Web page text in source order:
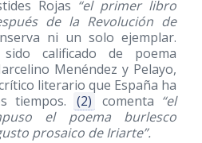
Rojas “el primer libro
de la Revolución de
ni un solo ejemplar.
sido calificado de poema
Menéndez y Pelayo,
literario que España ha
tiempos.
(2) comenta “el
el poema burlesco
prosaico de Iriarte”.